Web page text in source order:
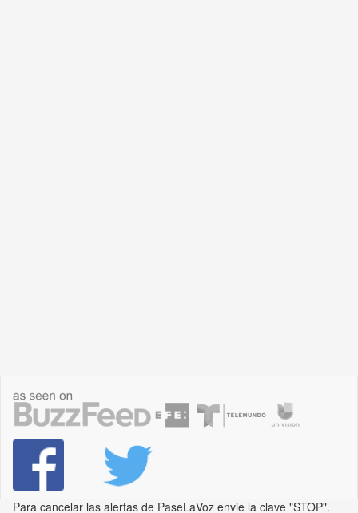
Para cancelar las alertas de PaseLaVoz envie la clave "STOP".